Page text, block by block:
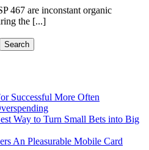
467 are inconstant organic
the [...]
Search
Successful More Often
Way to Turn Small Bets into Big
An Pleasurable Mobile Card